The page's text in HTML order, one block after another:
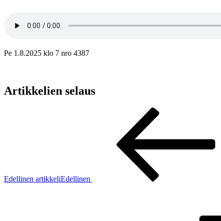
Pe 1.8.2025 klo 7 nro 4387
Artikkelien selaus
Edellinen artikkeliEdellinen